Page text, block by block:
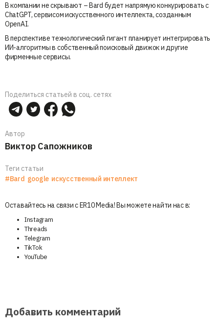
В компании не скрывают – Bard будет напрямую конкурировать с
ChatGPT, сервисом искусственного интеллекта, созданным
OpenAI.
В перспективе технологический гигант планирует интегрировать
ИИ-алгоритмы в собственный поисковый движок и другие
фирменные сервисы.
Поделиться статьей в соц. сетях
Автор
Виктор Сапожников
Теги статьи
#Bard google искусственный интеллект
Оставайтесь на связи с ER10 Media! Вы можете найти нас в:
Instagram
Threads
Telegram
TikTok
YouTube
Добавить комментарий